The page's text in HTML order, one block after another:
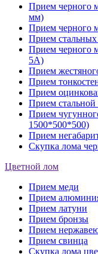
Прием черного
мм)
Прием черного
Прием стальных
Прием черного
5A)
Прием
Прием
Прием
Прием стальной
Прием
1500*500*500)
Прием
Скупка лома
Цветной лом
Прием меди
Прием
Прием латуни
Прием бронзы
Прием
Прием свинца
Скупка лома